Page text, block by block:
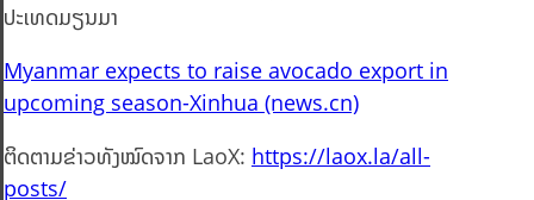
ປະເທດມຽນມາ
Myanmar expects to raise avocado export in
upcoming season-Xinhua (news.cn)
ຕິດຕາມຂ່າວທັງໝົດຈາກ LaoX: https://laox.la/all-
posts/